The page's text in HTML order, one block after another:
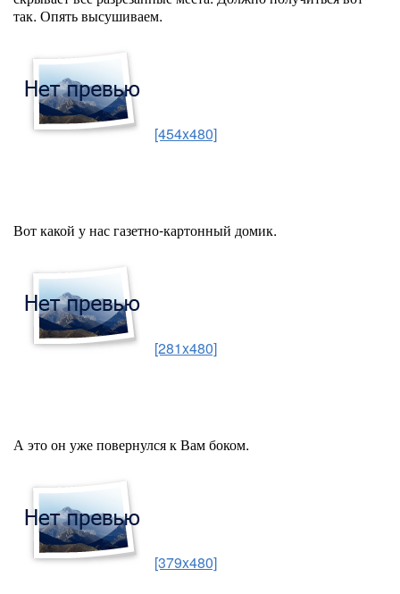
так. Опять высушиваем.
[454x480]
Вот какой у нас газетно-картонный домик.
[281x480]
А это он уже повернулся к Вам боком.
[379x480]